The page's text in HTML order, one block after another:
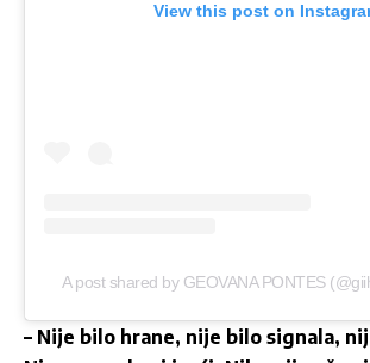
View this post on
A post shared by GEOVANA PONTES
– Nije bilo hrane, nije bilo signala,